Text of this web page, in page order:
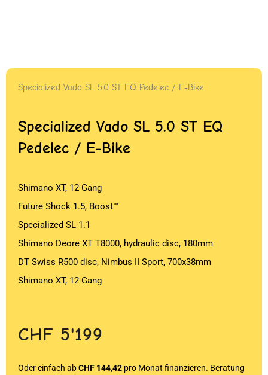
Specialized Vado SL 5.0 ST EQ Pedelec / E-Bike
Specialized Vado SL 5.0 ST EQ
Pedelec / E-Bike
Shimano XT, 12-Gang
Future Shock 1.5, Boost™
Specialized SL 1.1
Shimano Deore XT T8000, hydraulic disc, 180mm
DT Swiss R500 disc, Nimbus II Sport, 700x38mm
Shimano XT, 12-Gang
CHF 5'199
Oder einfach abCHF 144,42 pro Monat finanzieren. Beratung